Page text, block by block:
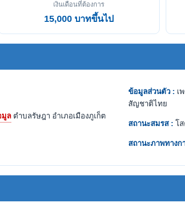
เงินเดือนที่ต้องการ
15,000 บาทขึ้นไป
มูล ตำบลรัษฎา อำเภอเมืองภูเก็ต
ข้อมูลส่วนตัว : เ
สัญชาติไทย
สถานะสมรส : โ
สถานะภาพทางก